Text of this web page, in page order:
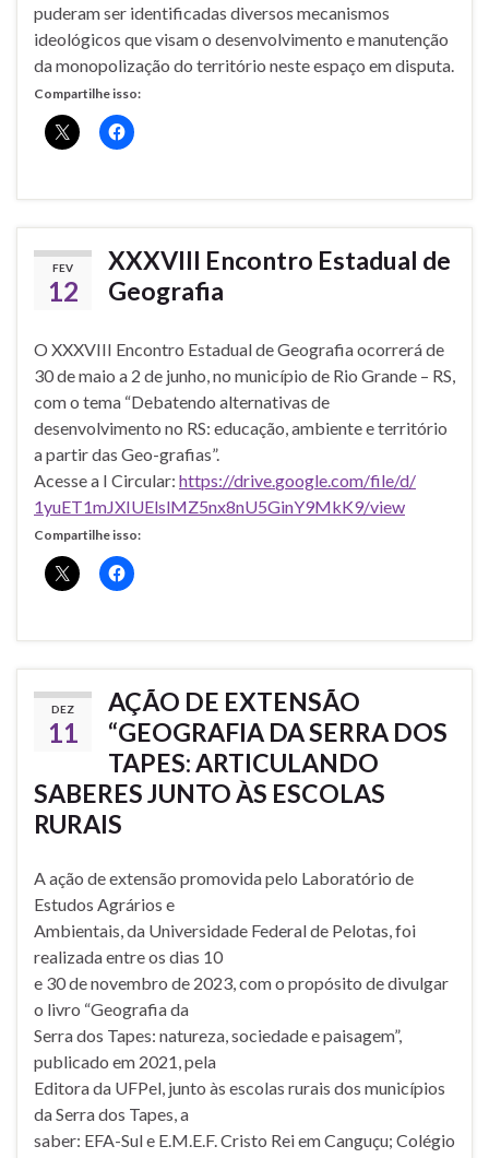
puderam ser identificadas diversos mecanismos
ideológicos que visam o desenvolvimento e manutenção
da monopolização do território neste espaço em disputa.
Compartilhe isso:
FEV
12
XXXVIII Encontro Estadual de
Geografia
O XXXVIII Encontro Estadual de Geografia ocorrerá de
30 de maio a 2 de junho, no município de Rio Grande – RS,
com o tema “Debatendo alternativas de
desenvolvimento no RS: educação, ambiente e território
a partir das Geo-grafias”.
Acesse a I Circular: https://drive.google.com/file/d/
1yuET1mJXIUElslMZ5nx8nU5GinY9MkK9/view
Compartilhe isso:
DEZ
11
AÇÃO DE EXTENSÃO
“GEOGRAFIA DA SERRA DOS
TAPES: ARTICULANDO
SABERES JUNTO ÀS ESCOLAS
RURAIS
A ação de extensão promovida pelo Laboratório de
Estudos Agrários e
Ambientais, da Universidade Federal de Pelotas, foi
realizada entre os dias 10
e 30 de novembro de 2023, com o propósito de divulgar
o livro “Geografia da
Serra dos Tapes: natureza, sociedade e paisagem”,
publicado em 2021, pela
Editora da UFPel, junto às escolas rurais dos municípios
da Serra dos Tapes, a
saber: EFA-Sul e E.M.E.F. Cristo Rei em Canguçu; Colégio